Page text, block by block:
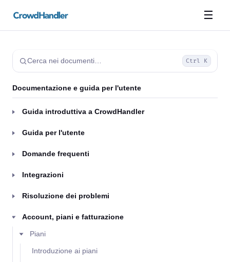
☰
Cerca nei documenti… Ctrl K
Documentazione e guida per l'utente
Guida introduttiva a CrowdHandler
Guida per l'utente
Domande frequenti
Integrazioni
Risoluzione dei problemi
Account, piani e fatturazione
Piani
Introduzione ai piani